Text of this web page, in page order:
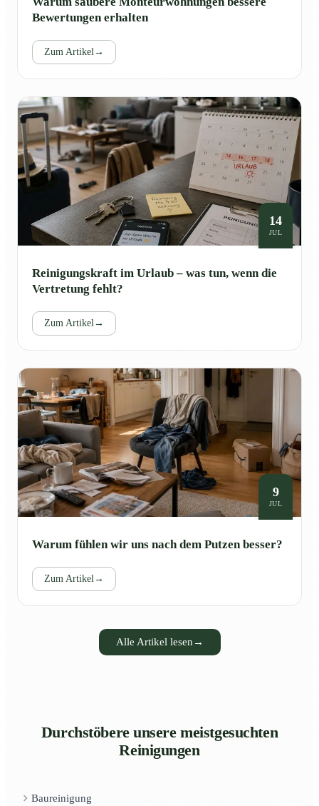
Bewertungen erhalten
Zum Artikel →
14
JUL
Reinigungskraft im Urlaub – was tun, wenn die
Vertretung fehlt?
Zum Artikel →
9
JUL
Warum fühlen wir uns nach dem Putzen besser?
Zum Artikel →
Alle Artikel lesen →
Durchstöbere unsere meistgesuchten
Reinigungen
Baureinigung